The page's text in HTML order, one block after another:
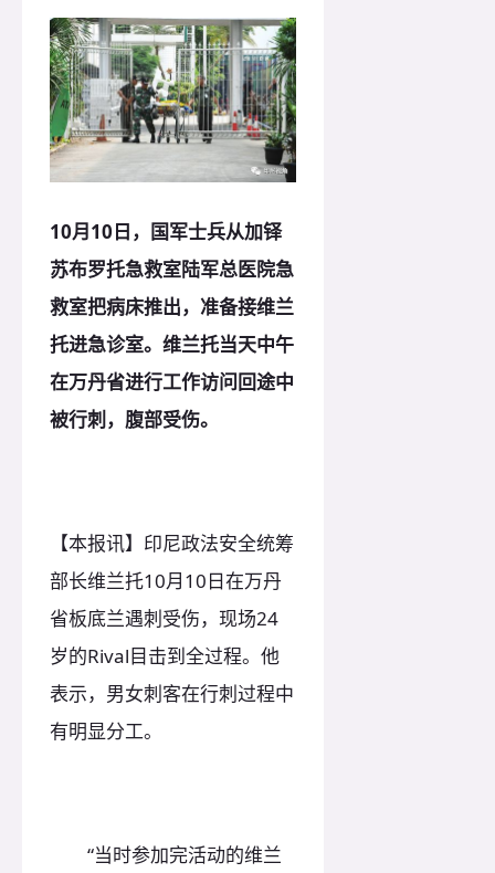
10月10日，国军士兵从加铎
苏布罗托急救室陆军总医院急
救室把病床推出，准备接维兰
托进急诊室。维兰托当天中午
在万丹省进行工作访问回途中
被行刺，腹部受伤。
【本报讯】印尼政法安全统筹
部长维兰托10月10日在万丹
省板底兰遇刺受伤，现场24
岁的Rival目击到全过程。他
表示，男女刺客在行刺过程中
有明显分工。
“当时参加完活动的维兰